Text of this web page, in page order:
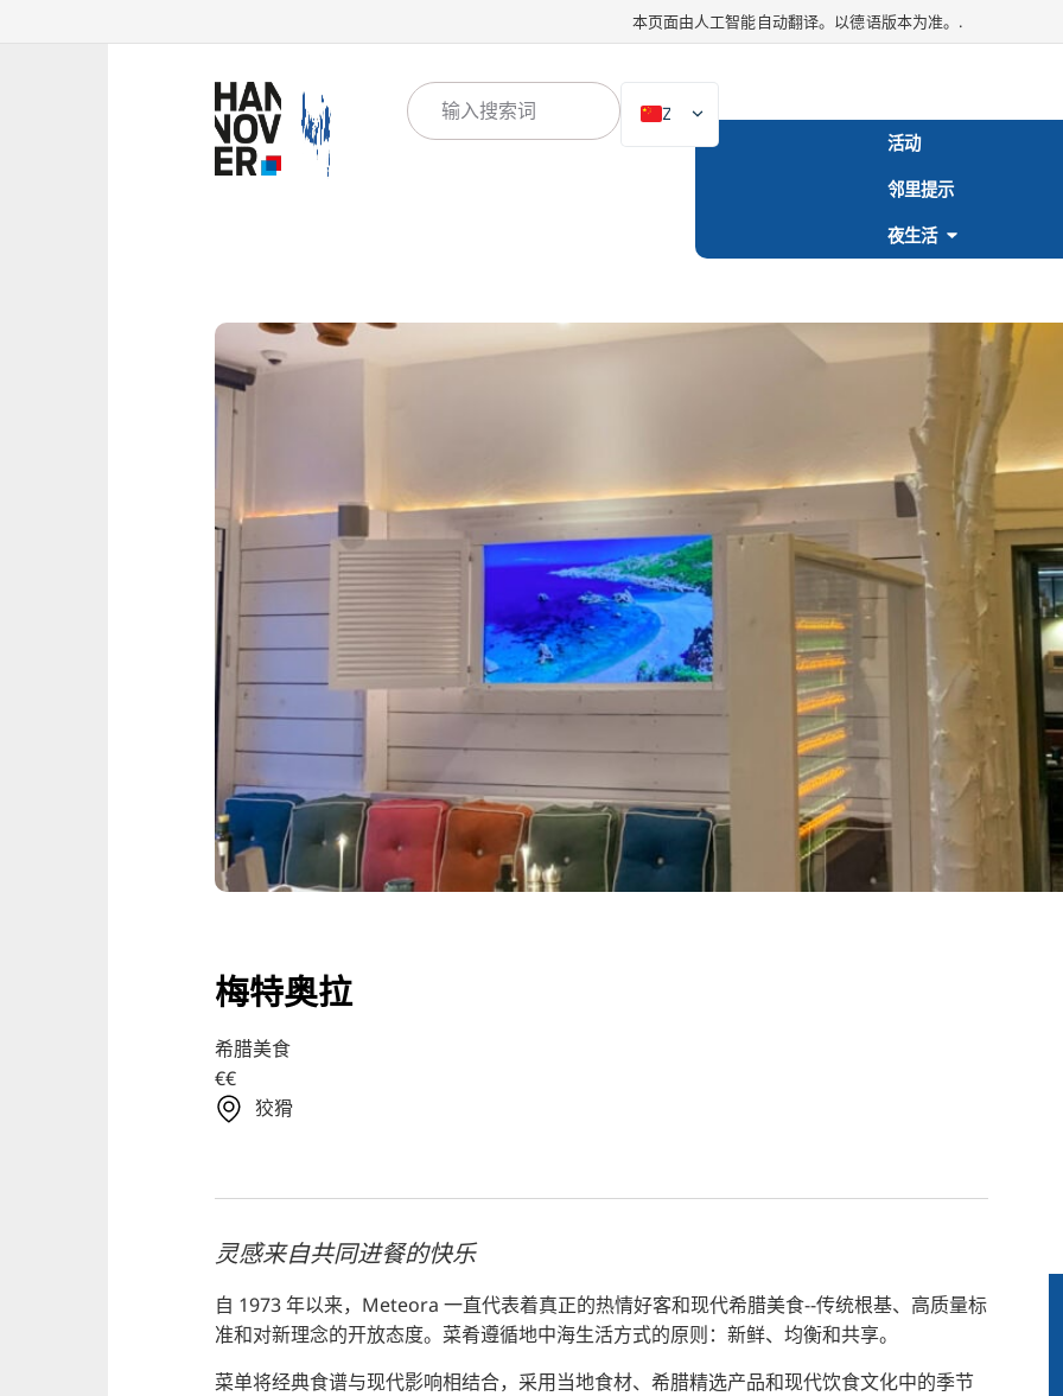
本页面由人工智能自动翻译。以德语版本为准。.
DE
TR
RU
FI
KO
活动
邻里提示
夜生活
梅特奥拉
希腊美食
€€
狡猾
灵感来自共同进餐的快乐
自 1973 年以来，Meteora 一直代表着真正的热情好客和现代希腊美食--传统根基、高质量标
准和对新理念的开放态度。菜肴遵循地中海生活方式的原则：新鲜、均衡和共享。
菜单将经典食谱与现代影响相结合，采用当地食材、希腊精选产品和现代饮食文化中的季节